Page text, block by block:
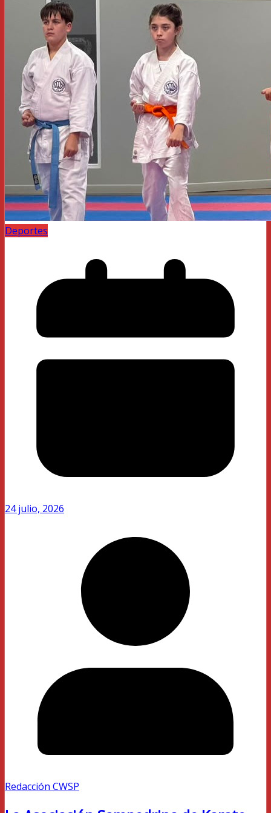
Deportes
24 julio, 2026
Redacción CWSP